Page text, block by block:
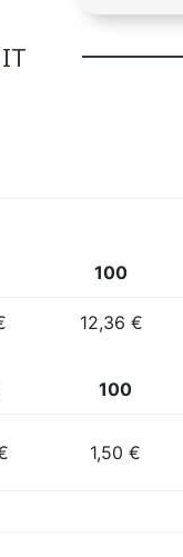
100
12,36 €
100
1,50 €